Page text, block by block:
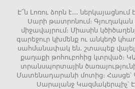
Է՜ն Լոռու ձորն է․․․
Սարի թատրոնում։ Գյուղական
միջավայրում։ Միասին
գարեջուր կխմենք ու անկեղծ
սահմանափակ են․ շտապեք
քաղաքի թոհուբոհից կտրված։
տրանսպորտային
Մատենադարանի մոտից։ Հասցե՝
Սարալանջ Կազմակերպիչ՝